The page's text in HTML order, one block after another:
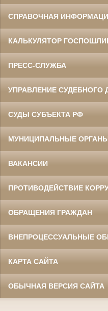
СПРАВОЧНАЯ
КАЛЬКУЛЯТОР
ПРЕСС-СЛУЖБА
УПРАВЛЕНИЕ СУДЕБНОГО
СУДЫ СУБЪЕКТА РФ
МУНИЦИПАЛЬНЫЕ
ВАКАНСИИ
ПРОТИВОДЕЙСТВИЕ
ОБРАЩЕНИЯ ГРАЖДАН
ВНЕПРОЦЕССУАЛЬНЫЕ
КАРТА САЙТА
ОБЫЧНАЯ ВЕРСИЯ САЙТА